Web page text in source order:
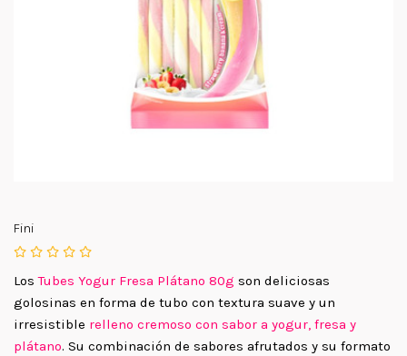
Fini
LosTubes Yogur Fresa Plátano 80g son deliciosas
golosinas en forma de tubo con textura suave y un
irresistible relleno cremoso con sabor a yogur, fresa y
plátano. Su combinación de sabores afrutados y su formato